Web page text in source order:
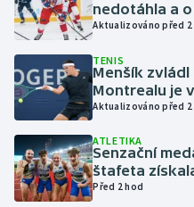
Házená
Jezdectví
Judo
Krasobruslení
Lezení
nedotáhla a
Aktualizováno před 2
TENIS
Menšík zvládl
Montrealu je
Aktualizováno před 2
ATLETIKA
Senzační
štafeta
Před 2 hod